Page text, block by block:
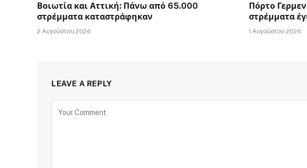
Βοιωτία και Αττική: Πάνω από 65.000
στρέμματα καταστράφηκαν
2 Αυγούστου 2026
Πόρτο
στρέμματα
1 Αυγούστου 2026
LEAVE A REPLY